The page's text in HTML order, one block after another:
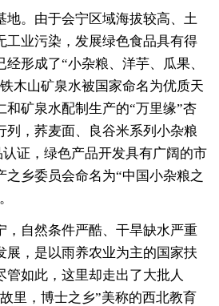
。由于会宁区域海拔较高、土
工业污染，发展绿色食品具有得
形成了“小杂粮、洋芋、瓜果、
木山矿泉水被国家命名为优质天
和矿泉水配制生产的“万里缘”杏
列，荞麦面、良谷米系列小杂粮
证，绿色产品开发具有广阔的市
之乡委员会命名为“中国小杂粮之
自然条件严酷、干旱缺水严重
展，是以雨养农业为主的国家扶
管如此，这里却走出了大批人
里，博士之乡”美称的西北教育